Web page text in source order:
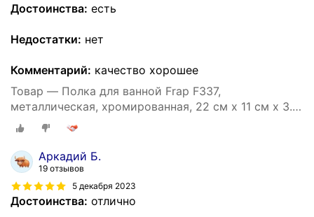
Достоинства: есть
Недостатки: нет
Комментарий: качество хорошее
Товар — Полка для ванной Frap F337,
металлическая, хромированная, 22 см x 11 см x 3.5
см
Аркадий Б.
19 отзывов
5 декабря 2023
Достоинства: отлично